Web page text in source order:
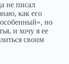
не писал
как его
но
и хочу я ее
своим